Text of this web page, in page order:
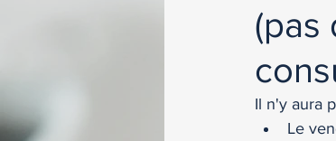
(pas
Il n'y aura
Le